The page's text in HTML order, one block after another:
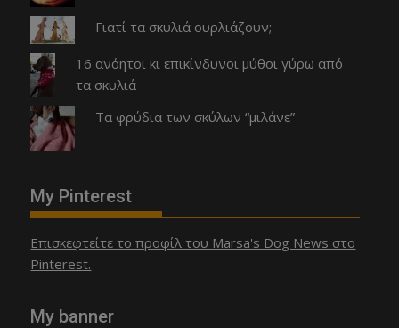
Γιατί τα σκυλιά ουρλιάζουν;
16 ανόητοι κι επικίνδυνοι μύθοι γύρω από
τα σκυλιά
Τα φρύδια των σκύλων “μιλάνε”
My Pinterest
Επισκεφτείτε το προφίλ του Marsa's Dog News στο
Pinterest.
My banner